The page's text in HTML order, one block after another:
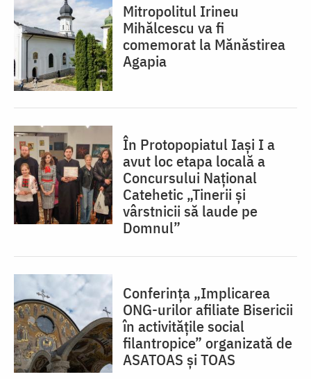
Mitropolitul Irineu
Mihălcescu va fi
comemorat la Mănăstirea
Agapia
În Protopopiatul Iaşi I a
avut loc etapa locală a
Concursului Naţional
Catehetic „Tinerii și
vârstnicii să laude pe
Domnul”
Conferința „Implicarea
ONG-urilor afiliate Bisericii
în activitățile social
filantropice” organizată de
ASATOAS și TOAS